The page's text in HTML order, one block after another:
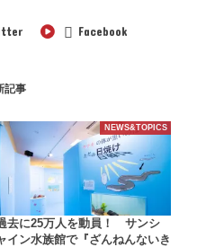
Facebook
記事
NEWS&TOPICS
去に25万人を動員！ サンシ
イン水族館で『ざんねんないき